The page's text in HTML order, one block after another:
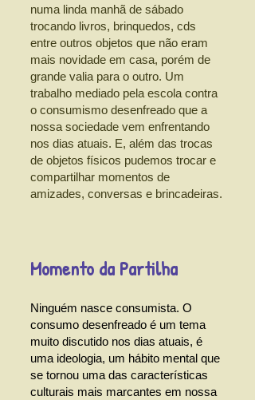
numa linda manhã de sábado
trocando livros, brinquedos, cds
entre outros objetos que não eram
mais novidade em casa, porém de
grande valia para o outro. Um
trabalho mediado pela escola contra
o consumismo desenfreado que a
nossa sociedade vem enfrentando
nos dias atuais. E, além das trocas
de objetos físicos pudemos trocar e
compartilhar momentos de
amizades, conversas e brincadeiras.
Momento da Partilha
Ninguém nasce consumista. O
consumo desenfreado é um tema
muito discutido nos dias atuais, é
uma ideologia, um hábito mental que
se tornou uma das características
culturais mais marcantes em nossa